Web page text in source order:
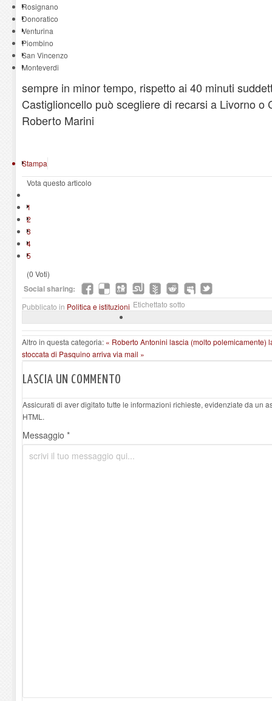
Rosignano
Donoratico
Venturina
Piombino
San Vincenzo
Monteverdi
sempre in minor tempo, rispetto ai 40 minuti
Castiglioncello può scegliere di recarsi a Livorno o
Roberto Marini
Stampa
Vota questo articolo
1
2
3
4
5
(0 Voti)
Social sharing:
Pubblicato in Politica e istituzioni Etichettato sotto
Altro in questa categoria: « Roberto Antonini lascia (molto
stoccata di Pasquino arriva via mail »
LASCIA UN COMMENTO
Assicurati di aver digitato tutte le informazioni richieste, evidenziate da un
HTML.
Messaggio *